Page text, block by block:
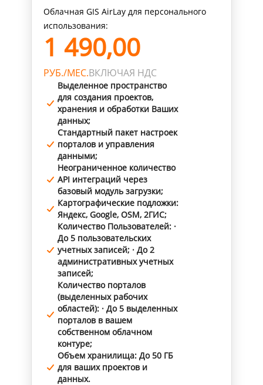
Облачная GIS AirLay для персонального
использования:
1 490,00
РУБ./МЕС.ВКЛЮЧАЯ НДС
Выделенное пространство
для создания проектов,
хранения и обработки Ваших
данных;
Стандартный пакет настроек
порталов и управления
данными;
Неограниченное количество
API интеграций через
базовый модуль загрузки;
Картографические подложки:
Яндекс, Google, OSM, 2ГИС;
Количество Пользователей: ·
До 5 пользовательских
учетных записей; · До 2
административных учетных
записей;
Количество порталов
(выделенных рабочих
областей): · До 5 выделенных
порталов в вашем
собственном облачном
контуре;
Объем хранилища: До 50 ГБ
для ваших проектов и
данных.